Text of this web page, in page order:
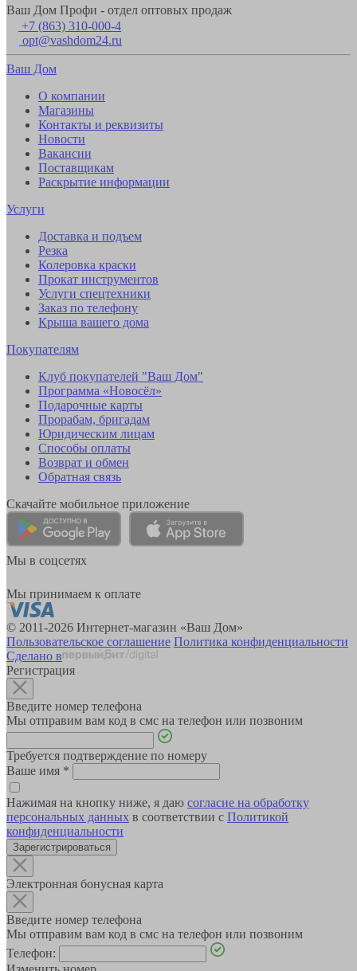
Ваш Дом Профи - отдел оптовых продаж
+7 (863) 310-000-4
opt@vashdom24.ru
Ваш Дом
О компании
Магазины
Контакты и реквизиты
Новости
Вакансии
Поставщикам
Раскрытие информации
Услуги
Доставка и подъем
Резка
Колеровка краски
Прокат инструментов
Услуги спецтехники
Заказ по телефону
Крыша вашего дома
Покупателям
Клуб покупателей "Ваш Дом"
Программа «Новосёл»
Подарочные карты
Прорабам, бригадам
Юридическим лицам
Способы оплаты
Возврат и обмен
Обратная связь
Скачайте мобильное приложение
Мы в соцсетях
Мы принимаем к оплате
© 2011-2026 Интернет-магазин «Ваш Дом»
Пользовательское соглашение Политика конфиденциальности
Сделано в
Регистрация
Введите номер телефона
Мы отправим вам код в смс на телефон или позвоним
Требуется подтверждение по номеру
Ваше имя *
Нажимая на кнопку ниже, я даю согласие на обработку
персональных данных в соответствии с Политикой
конфиденциальности
Зарегистрироваться
Электронная бонусная карта
Введите номер телефона
Мы отправим вам код в смс на телефон или позвоним
Телефон: